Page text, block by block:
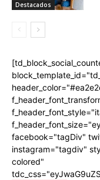
Destacados
facebook="tagDiv"
instagram="tagdiv"
colored"